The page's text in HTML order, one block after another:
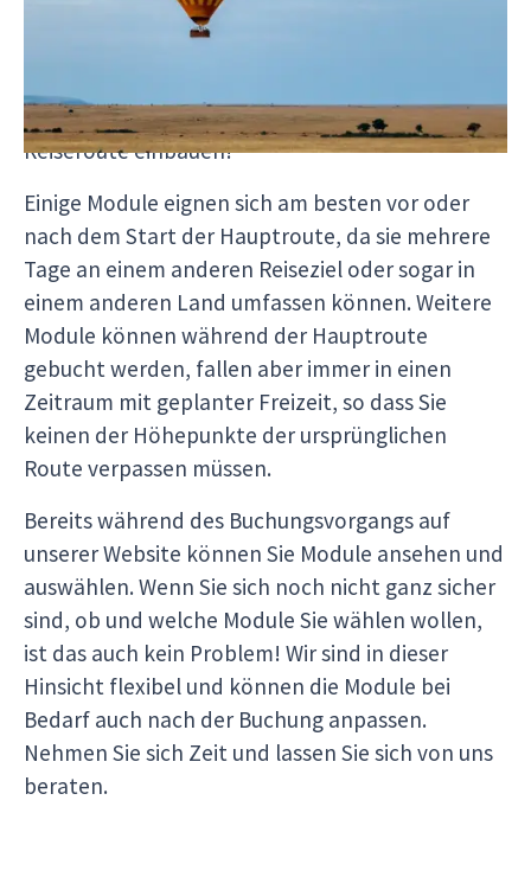
Erlebnisse außerhalb des normalen Reiseverlaufs
einen Ausflug in ein anderes Land in die
Reiseroute einbauen!
Einige Module eignen sich am besten vor oder
nach dem Start der Hauptroute, da sie mehrere
Tage an einem anderen Reiseziel oder sogar in
einem anderen Land umfassen können. Weitere
Module können während der Hauptroute
gebucht werden, fallen aber immer in einen
Zeitraum mit geplanter Freizeit, so dass Sie
keinen der Höhepunkte der ursprünglichen
Route verpassen müssen.
Bereits während des Buchungsvorgangs auf
unserer Website können Sie Module ansehen und
auswählen. Wenn Sie sich noch nicht ganz sicher
sind, ob und welche Module Sie wählen wollen,
ist das auch kein Problem! Wir sind in dieser
Hinsicht flexibel und können die Module bei
Bedarf auch nach der Buchung anpassen.
Nehmen Sie sich Zeit und lassen Sie sich von uns
beraten.